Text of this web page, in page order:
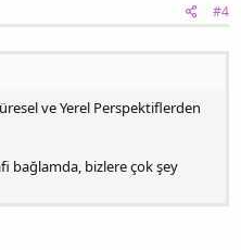
#4
ve Yerel Perspektiflerden
bağlamda, bizlere çok şey